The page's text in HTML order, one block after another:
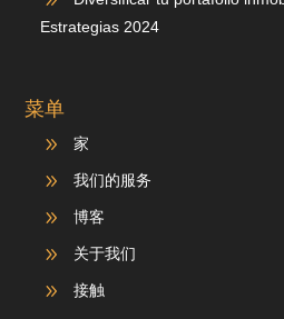
Estrategias 2024
菜单
9
家
9 我们的服务
9 博客
9 关于我们
9 接触